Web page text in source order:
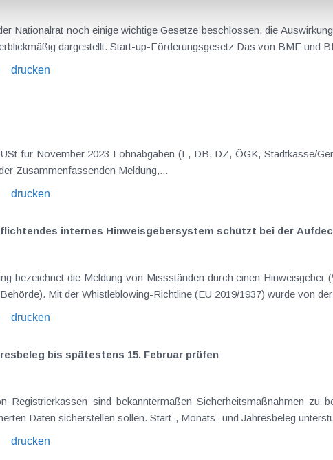
Nationalrat noch einige wichtige Gesetze beschlossen, die
Nachfolgend sind sie überblickmäßig dargestellt. Start-
drucken
der Zusammenfassenden Meldung,...
drucken
internes Hinweisgebersystem schützt bei der
bezeichnet die Meldung von Missständen durch einen Hinweisgeber
Mit der Whistleblowing-Richtline (EU 2019/1937) wurde von
drucken
bis spätestens 15. Februar prüfen
Registrierkassen sind bekanntermaßen Sicherheitsmaßnahmen
Daten sicherstellen sollen. Start-, Monats- und Jahresbeleg
drucken